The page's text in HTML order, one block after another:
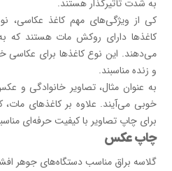
به شدت تأثیرگذار هستند.
کی از ویژگی‌های مهم کاغذ عکاسی،
کاغذها دارای روکش مات هستند که
می‌دهند. این نوع کاغذها برای عکاسی
و زنده مناسبند.
به عنوان مثال، تصاویر خانوادگی و
خوبی می‌آیند. علاوه بر کاغذهای مات،
برای چاپ تصاویر با کیفیت حرفه‌ای
چاپ عکس
گلاسه براق مناسب دستگاه‌های جوهر